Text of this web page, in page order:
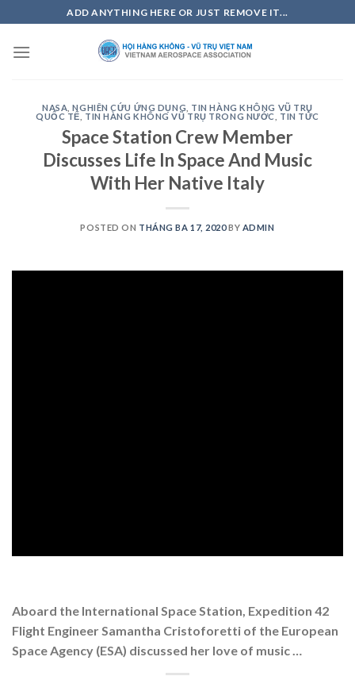
to
content
ADD ANYTHING HERE OR JUST REMOVE IT...
NASA ,NGHIÊN CỨU ỨNG DỤNG
TIN HÀNG KHÔNG VŨ TRỤ
QUỐC TẾ
TIN HÀNG KHÔNG VŨ TRỤ TRONG NƯỚC TIN TỨC
Space Station Crew Member
Discusses Life In Space And Music
With Her Native Italy
POSTED ON THÁNG BA 17, 2020BY ADMIN
Aboard the International Space Station, Expedition 42
Flight Engineer Samantha Cristoforetti of the European
Space Agency (ESA) discussed her love of music …